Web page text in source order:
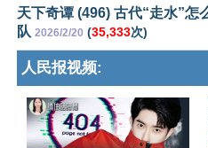
天下奇谭 (496) 古代“走水”怎
队 2026/2/20 (35,333次)
人民报视频: